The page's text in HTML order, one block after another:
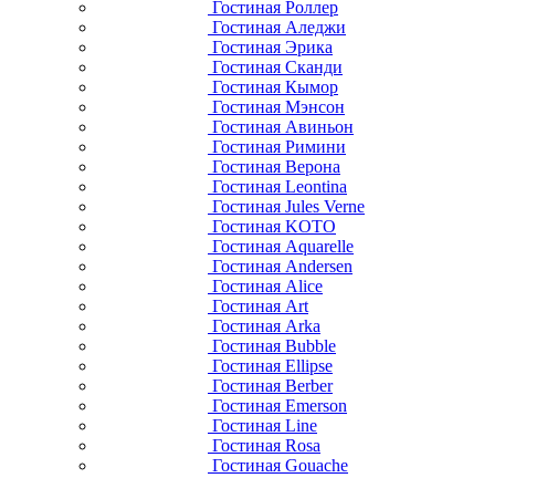
Гостиная Роллер
Гостиная Аледжи
Гостиная Эрика
Гостиная Сканди
Гостиная Кымор
Гостиная Мэнсон
Гостиная Авиньон
Гостиная Римини
Гостиная Верона
Гостиная Leontina
Гостиная Jules Verne
Гостиная KOTO
Гостиная Aquarelle
Гостиная Andersen
Гостиная Alice
Гостиная Art
Гостиная Arka
Гостиная Bubble
Гостиная Ellipse
Гостиная Berber
Гостиная Emerson
Гостиная Line
Гостиная Rosa
Гостиная Gouache